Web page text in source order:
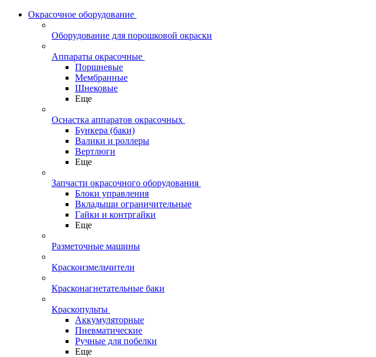
Окрасочное оборудование
Оборудование для порошковой окраски
Аппараты окрасочные
Поршневые
Мембранные
Шнековые
Еще
Оснастка аппаратов окрасочных
Бункера (баки)
Валики и роллеры
Вертлюги
Еще
Запчасти окрасочного оборудования
Блоки управления
Вкладыши ограничительные
Гайки и контргайки
Еще
Разметочные машины
Краскоизмельчители
Красконагнетательные баки
Краскопульты
Аккумуляторные
Пневматические
Ручные для побелки
Еще